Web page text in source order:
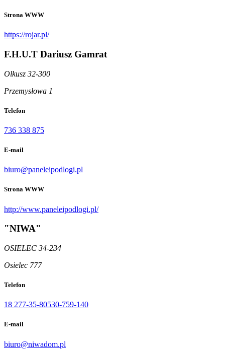
Strona WWW
https://rojar.pl/
F.H.U.T Dariusz Gamrat
Olkusz 32-300
Przemysłowa 1
Telefon
736 338 875
E-mail
biuro@paneleipodlogi.pl
Strona WWW
http://www.paneleipodlogi.pl/
"NIWA"
OSIELEC 34-234
Osielec 777
Telefon
18 277-35-80530-759-140
E-mail
biuro@niwadom.pl